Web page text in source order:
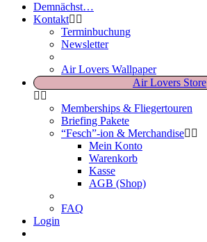
Demnächst…
Kontakt
Terminbuchung
Newsletter
Air Lovers Wallpaper
Air Lovers Store
Memberships & Fliegertouren
Briefing Pakete
“Fesch”-ion & Merchandise
Mein Konto
Warenkorb
Kasse
AGB (Shop)
FAQ
Login